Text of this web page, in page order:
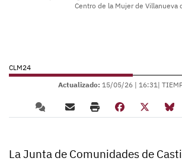
Centro de la Mujer de Villanueva
CLM24
Actualizado: 15/05/26 | 16:31|
La Junta de Comunidades de